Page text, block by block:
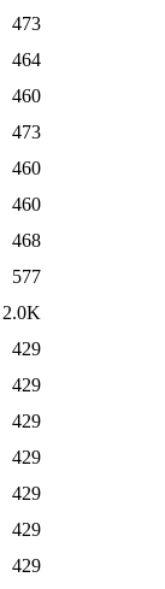
473
464
460
473
460
460
468
577
2.0K
429
429
429
429
429
429
429